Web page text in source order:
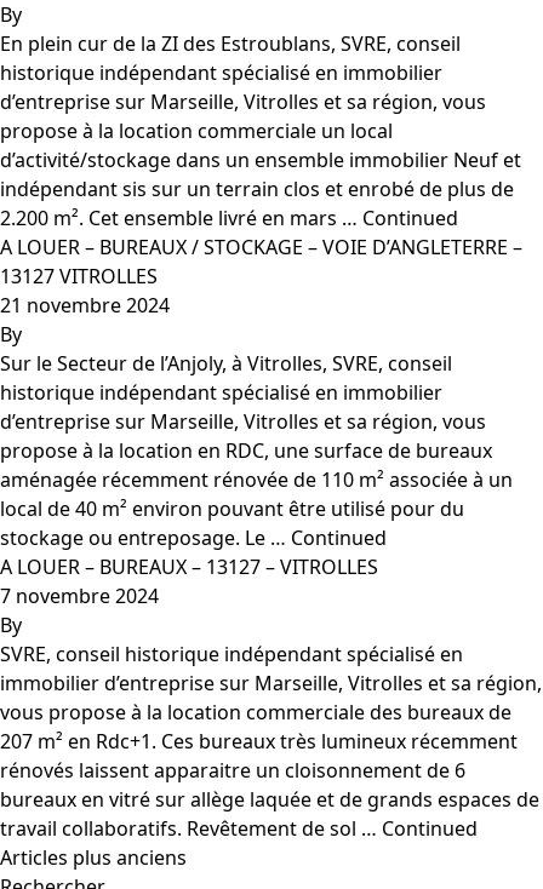
By
En plein cur de la ZI des Estroublans, SVRE, conseil
historique indépendant spécialisé en immobilier
d’entreprise sur Marseille, Vitrolles et sa région, vous
propose à la location commerciale un local
d’activité/stockage dans un ensemble immobilier Neuf et
indépendant sis sur un terrain clos et enrobé de plus de
2.200 m². Cet ensemble livré en mars … Continued
A LOUER – BUREAUX / STOCKAGE – VOIE D’ANGLETERRE –
13127 VITROLLES
21 novembre 2024
By
Sur le Secteur de l’Anjoly, à Vitrolles, SVRE, conseil
historique indépendant spécialisé en immobilier
d’entreprise sur Marseille, Vitrolles et sa région, vous
propose à la location en RDC, une surface de bureaux
aménagée récemment rénovée de 110 m² associée à un
local de 40 m² environ pouvant être utilisé pour du
stockage ou entreposage. Le … Continued
A LOUER – BUREAUX – 13127 – VITROLLES
7 novembre 2024
By
SVRE, conseil historique indépendant spécialisé en
immobilier d’entreprise sur Marseille, Vitrolles et sa région,
vous propose à la location commerciale des bureaux de
207 m² en Rdc+1. Ces bureaux très lumineux récemment
rénovés laissent apparaitre un cloisonnement de 6
bureaux en vitré sur allège laquée et de grands espaces de
travail collaboratifs. Revêtement de sol … Continued
Articles plus anciens